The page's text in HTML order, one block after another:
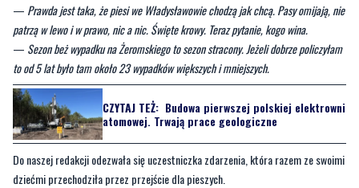
— Prawda jest taka, że piesi we Władysławowie chodzą jak chcą. Pasy omijają, nie
patrzą w lewo i w prawo, nic a nic. Święte krowy. Teraz pytanie, kogo wina.
— Sezon beż wypadku na Żeromskiego to sezon stracony. Jeżeli dobrze policzyłam
to od 5 lat było tam około 23 wypadków większych i mniejszych.
CZYTAJ TEŻ: Budowa pierwszej polskiej elektrowni
atomowej. Trwają prace geologiczne
Do naszej redakcji odezwała się uczestniczka zdarzenia, która razem ze swoimi
dziećmi przechodziła przez przejście dla pieszych.